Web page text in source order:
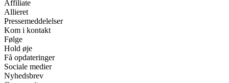
Affiliate
Allieret
Pressemeddelelser
Kom i kontakt
Følge
Hold øje
Få opdateringer
Sociale medier
Nyhedsbrev